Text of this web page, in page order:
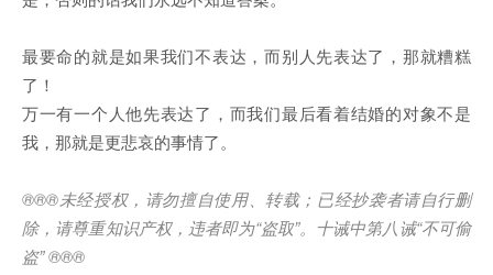
最要命的就是如果我们不表达，而别人先表达了，那就糟糕
了！
万一有一个人他先表达了，而我们最后看着结婚的对象不是
我，那就是更悲哀的事情了。
®®®未经授权，请勿擅自使用、转载；已经抄袭者请自行删
除，请尊重知识产权，违者即为“盗取”。十诫中第八诫“不可偷
盗” ®®®